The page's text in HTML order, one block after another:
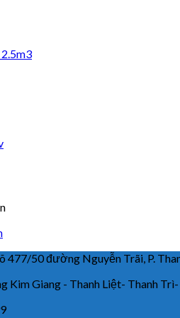
50 đường Nguyễn Trãi, P. Thanh
Giang - Thanh Liệt- Thanh